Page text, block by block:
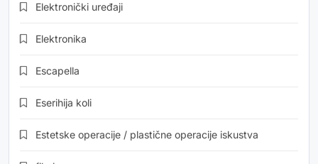
Elektronički uređaji
Elektronika
Escapella
Eserihija koli
Estetske operacije / plastične operacije iskustva